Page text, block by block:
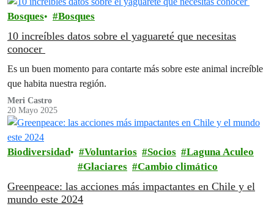
Bosques Bosques
10 increíbles datos sobre el yaguareté que necesitas
conocer
Es un buen momento para contarte más sobre este animal increíble
que habita nuestra región.
Meri Castro
20 Mayo 2025
Biodiversidad Voluntarios Socios
Laguna Aculeo
Glaciares
Cambio climático
Greenpeace: las acciones más impactantes en Chile y el
mundo este 2024